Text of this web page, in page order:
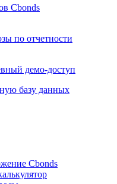
Cbonds
по отчетности
демо-доступ
базу данных
Cbonds